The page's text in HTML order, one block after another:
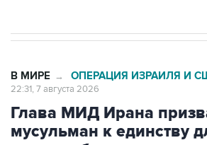
В МИРЕ → ОПЕРАЦИЯ ИЗРАИЛЯ И
22:31, 7 августа 2026
Глава МИД Ирана
мусульман к единству